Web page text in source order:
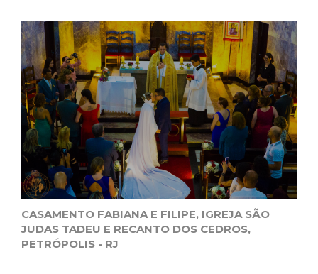
CASAMENTO FABIANA E FILIPE, IGREJA SÃO
JUDAS TADEU E RECANTO DOS CEDROS,
PETRÓPOLIS - RJ